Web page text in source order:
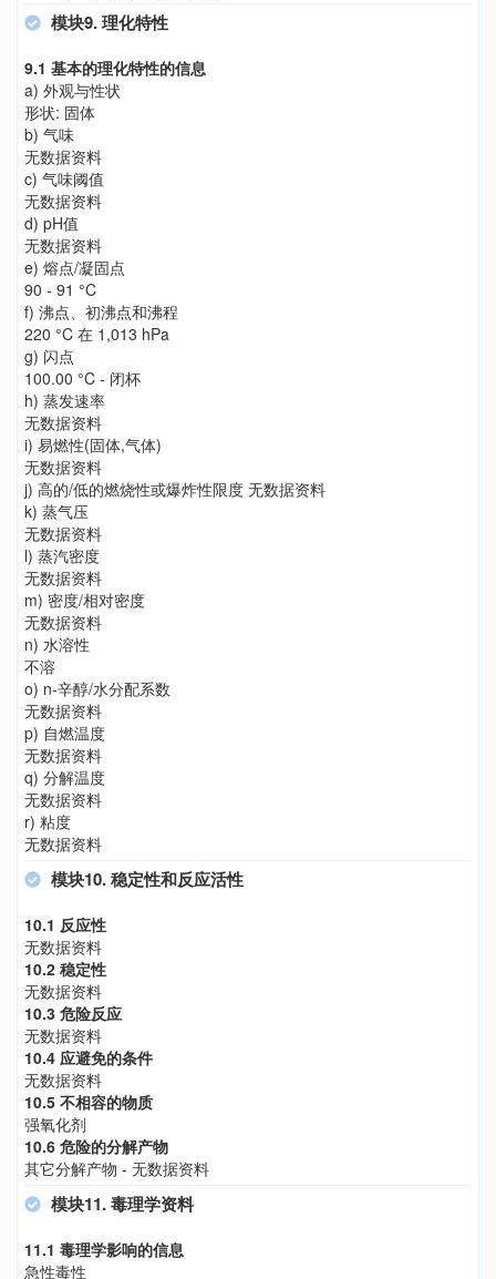
模块9. 理化特性
9.1 基本的理化特性的信息
a) 外观与性状
形状: 固体
b) 气味
无数据资料
c) 气味阈值
无数据资料
d) pH值
无数据资料
e) 熔点/凝固点
90 - 91 °C
f) 沸点、初沸点和沸程
220 °C 在 1,013 hPa
g) 闪点
100.00 °C - 闭杯
h) 蒸发速率
无数据资料
i) 易燃性(固体,气体)
无数据资料
j) 高的/低的燃烧性或爆炸性限度 无数据资料
k) 蒸气压
无数据资料
l) 蒸汽密度
无数据资料
m) 密度/相对密度
无数据资料
n) 水溶性
不溶
o) n-辛醇/水分配系数
无数据资料
p) 自燃温度
无数据资料
q) 分解温度
无数据资料
r) 粘度
无数据资料
模块10. 稳定性和反应活性
10.1 反应性
无数据资料
10.2 稳定性
无数据资料
10.3 危险反应
无数据资料
10.4 应避免的条件
无数据资料
10.5 不相容的物质
强氧化剂
10.6 危险的分解产物
其它分解产物 - 无数据资料
模块11. 毒理学资料
11.1 毒理学影响的信息
急性毒性